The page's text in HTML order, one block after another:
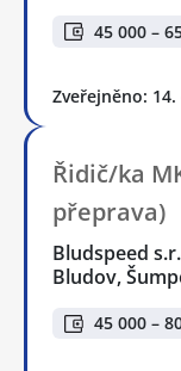
45 000 –
Zveřejněno: 14.
Řidič/ka
přeprava)
Bludspeed
Bludov,
45 000 –